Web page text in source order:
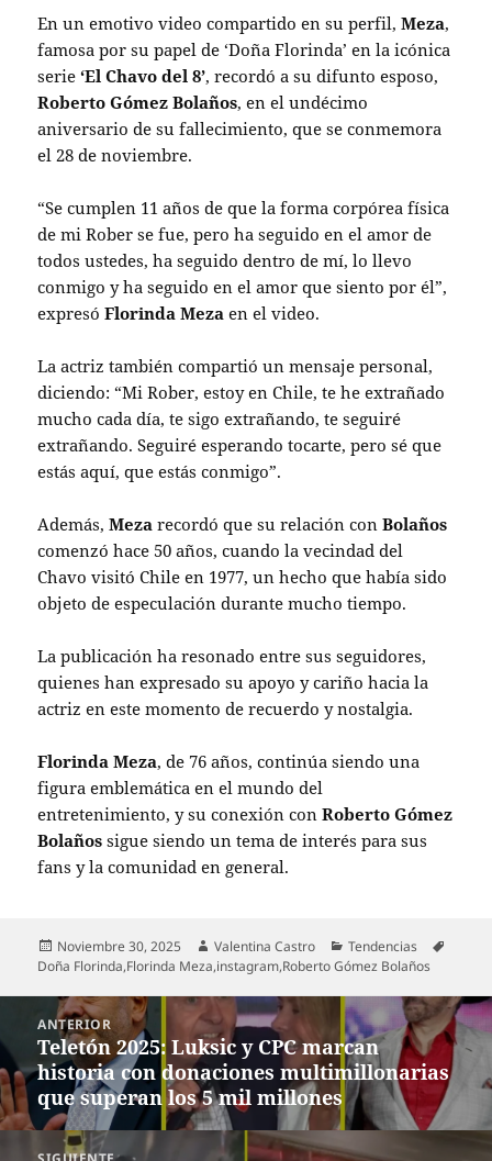
En un emotivo video compartido en su perfil,Meza,
famosa por su papel de ‘Doña Florinda’ en la icónica
serie‘El Chavo del 8’, recordó a su difunto esposo,
Roberto Gómez Bolaños, en el undécimo
aniversario de su fallecimiento, que se conmemora
el 28 de noviembre.
“Se cumplen 11 años de que la forma corpórea física
de mi Rober se fue, pero ha seguido en el amor de
todos ustedes, ha seguido dentro de mí, lo llevo
conmigo y ha seguido en el amor que siento por él”,
expresóFlorinda Meza en el video.
La actriz también compartió un mensaje personal,
diciendo: “Mi Rober, estoy en Chile, te he extrañado
mucho cada día, te sigo extrañando, te seguiré
extrañando. Seguiré esperando tocarte, pero sé que
estás aquí, que estás conmigo”.
Además,Meza recordó que su relación conBolaños
comenzó hace 50 años, cuando la vecindad del
Chavo visitó Chile en 1977, un hecho que había sido
objeto de especulación durante mucho tiempo.
La publicación ha resonado entre sus seguidores,
quienes han expresado su apoyo y cariño hacia la
actriz en este momento de recuerdo y nostalgia.
Florinda Meza, de 76 años, continúa siendo una
figura emblemática en el mundo del
entretenimiento, y su conexión conRoberto Gómez
Bolaños sigue siendo un tema de interés para sus
fans y la comunidad en general.
Publicado
el
Noviembre 30, 2025 Autor
Valentina Castro Categorías
Tendencias
Doña Florinda,Florinda Meza,instagram,Roberto Gómez Bolaños
Navegación
entradas
ANTERIOR
Entrada
anterior:
Teletón 2025: Luksic y CPC marcan
historia con donaciones multimillonarias
que superan los 5 mil millones